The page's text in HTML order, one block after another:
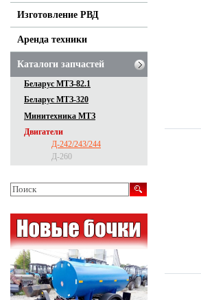
Изготовление РВД
Аренда техники
Каталоги запчастей
Беларус МТЗ-82.1
Беларус МТЗ-320
Минитехника МТЗ
Двигатели
Д-242/243/244
Д-260